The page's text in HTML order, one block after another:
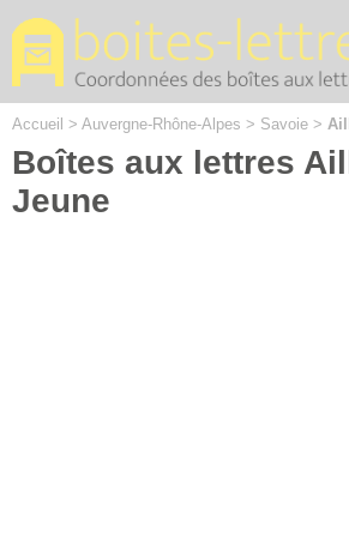
Accueil > Auvergne-Rhône-Alpes > Savoie >
Boîtes aux lettres
Jeune